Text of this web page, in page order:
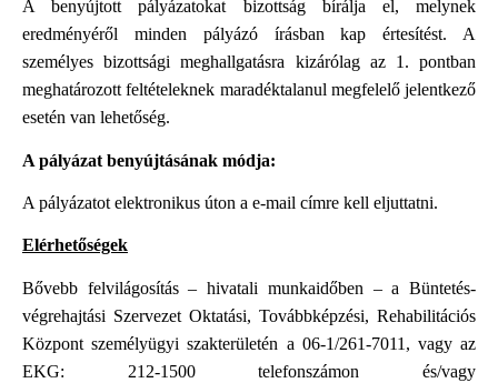
A benyújtott pályázatokat bizottság bírálja el, melynek
eredményéről minden pályázó írásban kap értesítést. A
személyes bizottsági meghallgatásra kizárólag az 1. pontban
meghatározott feltételeknek maradéktalanul megfelelő jelentkező
esetén van lehetőség.
A pályázat benyújtásának módja:
A pályázatot elektronikus úton a e-mail címre kell eljuttatni.
Elérhetőségek
Bővebb felvilágosítás – hivatali munkaidőben – a Büntetés-
végrehajtási Szervezet Oktatási, Továbbképzési, Rehabilitációs
Központ személyügyi szakterületén a 06-1/261-7011, vagy az
EKG: 212-1500 telefonszámon és/vagy